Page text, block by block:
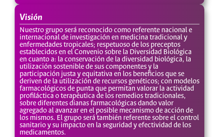
Visión
Nuestro grupo será reconocido como referente nacional e
internacional de investigación en medicina tradicional y
enfermedades tropicales; respetuoso de los preceptos
establecidos en el Convenio sobre la Diversidad Biológica
en cuanto a: la conservación de la diversidad biológica, la
utilización sostenible de sus componentes y la
participación justa y equitativa en los beneficios que se
deriven de la utilización de recursos genéticos; con modelos
farmacológicos de punta que permitan valorar la actividad
profiláctica o terapéutica de los remedios tradicionales,
sobre diferentes dianas farmacológicas dando valor
agregado al avanzar en el posible mecanismo de acción de
los mismos. El grupo será también referente sobre el control
sanitario y su impacto en la seguridad y efectividad de los
medicamentos.